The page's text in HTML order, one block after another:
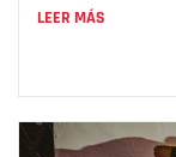
LEER MÁS